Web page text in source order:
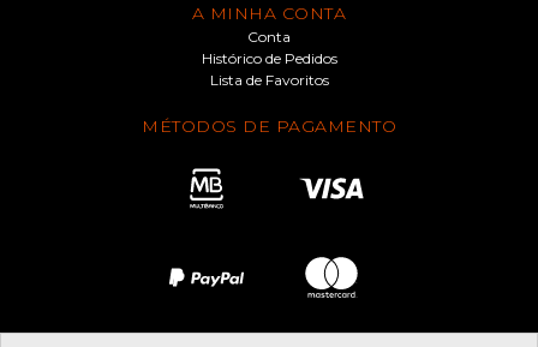
A MINHA CONTA
Conta
Histórico de Pedidos
Lista de Favoritos
MÉTODOS DE PAGAMENTO